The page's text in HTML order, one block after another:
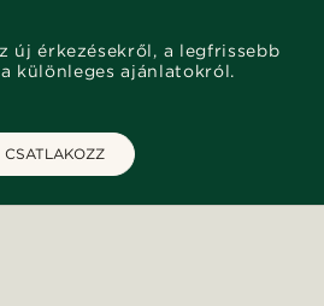
új érkezésekről, a legfrissebb
különleges ajánlatokról.
CSATLAKOZZ